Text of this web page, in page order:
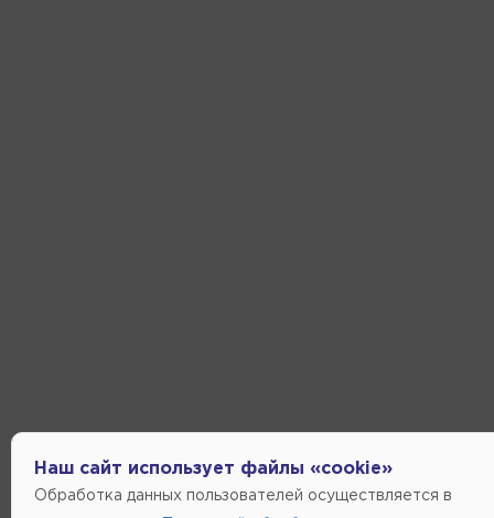
Наш сайт использует файлы «cookie»
Обработка данных пользователей осуществляется в